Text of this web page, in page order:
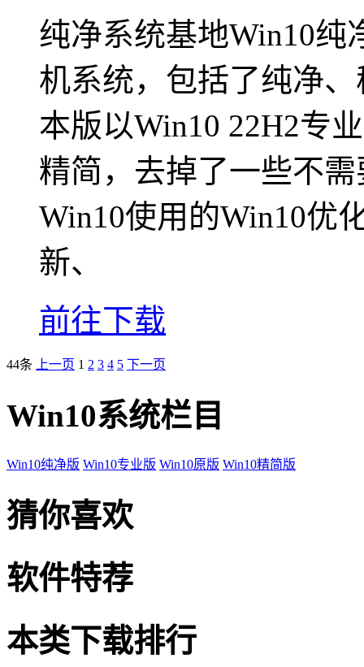
纯净系统基地Win10纯
机系统，包括了纯净
本版以Win10 22H2专
精简，去掉了一些不
Win10使用的Win10优
新、
前往下载
44条 上一页 1 2 3 4 5 下一页
Win10系统栏目
Win10纯净版 Win10专业版 Win10原版 Win10精简版
猜你喜欢
软件特荐
本类下载排行